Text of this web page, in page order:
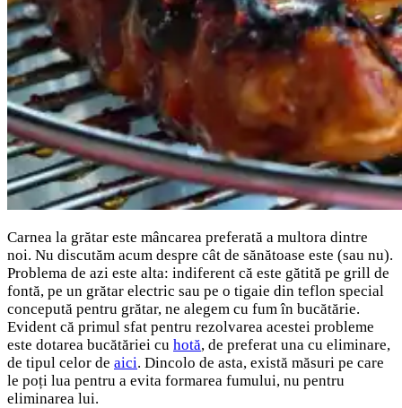
Carnea la grătar este mâncarea preferată a multora dintre
noi. Nu discutăm acum despre cât de sănătoase este (sau nu).
Problema de azi este alta: indiferent că este gătită pe grill de
fontă, pe un grătar electric sau pe o tigaie din teflon special
concepută pentru grătar, ne alegem cu fum în bucătărie.
Evident că primul sfat pentru rezolvarea acestei probleme
este dotarea bucătăriei cu hotă, de preferat una cu eliminare,
de tipul celor de aici. Dincolo de asta, există măsuri pe care
le poți lua pentru a evita formarea fumului, nu pentru
eliminarea lui.